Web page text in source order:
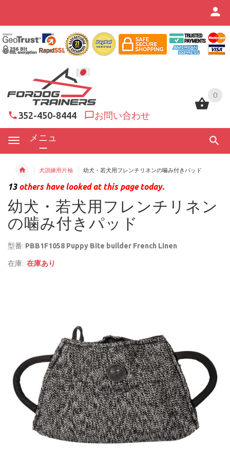
0
352-450-8444 お問い合わせ
メニュ
ー
0
犬訓練用片袖 幼犬・若犬用フレンチリネンの噛み付きパッド
13others have looked at this page today.
幼犬・若犬用フレンチリネン
の噛み付きパッド
型番: PBB1F1058 Puppy Bite builder French Linen
在庫: 在庫あり